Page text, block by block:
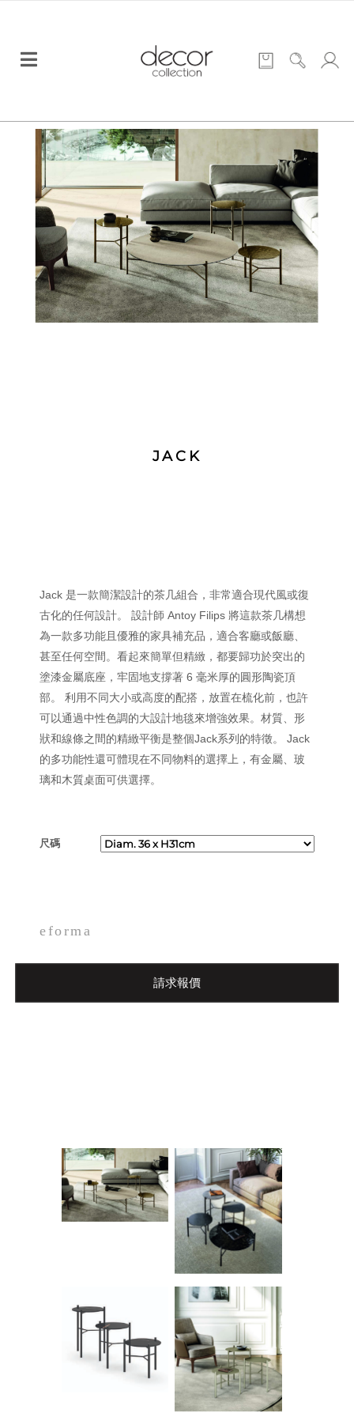
JACK
Jack 是一款簡潔設計的茶几組合，非常適合現代風或復
古化的任何設計。 設計師 Antoy Filips 將這款茶几構想
為一款多功能且優雅的家具補充品，適合客廳或飯廳、
甚至任何空間。看起來簡單但精緻，都要歸功於突出的
塗漆金屬底座，牢固地支撐著 6 毫米厚的圓形陶瓷頂
部。 利用不同大小或高度的配搭，放置在梳化前，也許
可以通過中性色調的大設計地毯來增強效果。材質、形
狀和線條之間的精緻平衡是整個Jack系列的特徵。 Jack
的多功能性還可體現在不同物料的選擇上，有金屬、玻
璃和木質桌面可供選擇。
尺碼
eforma